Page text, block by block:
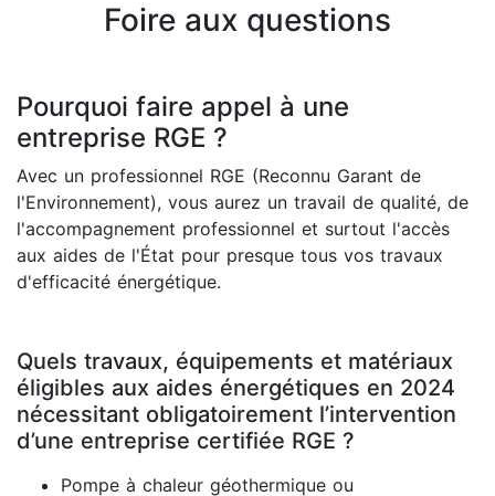
Foire aux questions
Pourquoi faire appel à une
entreprise RGE ?
Avec un professionnel RGE (Reconnu Garant de
l'Environnement), vous aurez un travail de qualité, de
l'accompagnement professionnel et surtout l'accès
aux aides de l'État pour presque tous vos travaux
d'efficacité énergétique.
Quels travaux, équipements et matériaux
éligibles aux aides énergétiques en 2024
nécessitant obligatoirement l’intervention
d’une entreprise certifiée RGE ?
Pompe à chaleur géothermique ou